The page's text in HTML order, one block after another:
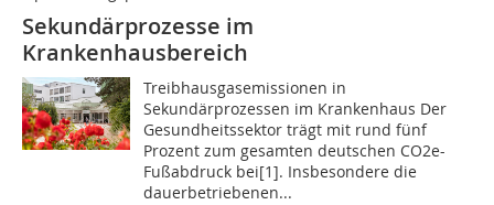
Sekundärprozesse im
Krankenhausbereich
Treibhausgasemissionen in
Sekundärprozessen im Krankenhaus Der
Gesundheitssektor trägt mit rund fünf
Prozent zum gesamten deutschen CO2e-
Fußabdruck bei[1]. Insbesondere die
dauerbetriebenen...